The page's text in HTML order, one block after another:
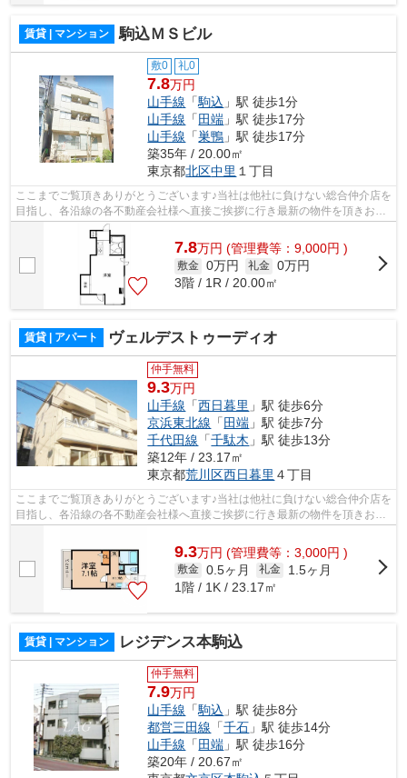
賃貸 | マンション 駒込ＭＳビル
敷0 礼0
7.8万円
山手線 「駒込 」駅 徒歩1分
山手線 「 田端 」駅 徒歩17分
山手線 「巣鴨 」駅 徒歩17分
築35年 / 20.00㎡
東京都北区中里 １丁目
ここまでご覧頂きありがとうございます♪当社は他社に負けない総合仲介店を
目指し、各沿線の各不動産会社様へ直接ご挨拶に行き最新の物件を頂きお客
様へ提供しております！最新の情報は...
7.8万円 (管理費等：9,000円 )
敷金 0万円 礼金 0万円
3階 / 1R / 20.00㎡
賃貸 | アパート ヴェルデストゥーディオ
仲手無料
9.3万円
山手線 「西日暮里 」駅 徒歩6分
京浜東北線 「 田端 」駅 徒歩7分
千代田線 「千駄木 」駅 徒歩13分
築12年 / 23.17㎡
東京都荒川区西日暮里 ４丁目
ここまでご覧頂きありがとうございます♪当社は他社に負けない総合仲介店を
目指し、各沿線の各不動産会社様へ直接ご挨拶に行き最新の物件を頂きお客
9.3万円 (管理費等：3,000円 )
敷金 0.5ヶ月 礼金
1.5ヶ月
1階 / 1K / 23.17㎡
賃貸 | マンション レジデンス本駒込
仲手無料
7.9万円
山手線 「駒込 」駅 徒歩8分
都営三田線 「千石 」駅 徒歩14分
山手線 「 田端 」駅 徒歩16分
築20年 / 20.67㎡